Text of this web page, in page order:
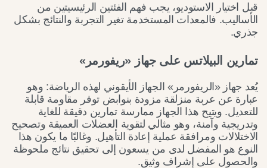
قبل اختيار الاستوديو، يجب فهم الفئتين الرئيسيتين من
الأساليب. فالمعدات المستخدمة تغير التجربة والنتائج بشكل
جذري.
تمارين البيلاتس على جهاز «ريفورمر»
يُعد جهاز «الريفورمر» الجهاز الأيقوني لهذه الرياضة: وهو
عبارة عن عربة منزلقة مزودة بنوابض توفر مقاومة قابلة
للتعديل. ويتيح هذا الجهاز ممارسة تمارين دقيقة للغاية
وتدريجية وآمنة، وهو مثالي لتقوية العضلات العميقة وتصحيح
الاختلالات ومرافقة عملية إعادة التأهيل. وغالبًا ما يكون هذا
النوع هو المفضل لدى من يسعون إلى تحقيق نتائج ملحوظة
والحصول على إشراف وثيق.